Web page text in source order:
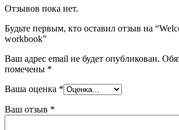
Отзывов пока нет.
Будьте первым, кто оставил отзыв на
workbook”
Ваш адрес email не будет опубликован.
помечены *
Ваша оценка *
Ваш отзыв *